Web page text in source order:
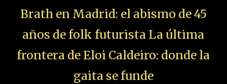
Brath en Madrid: el abismo de 45
años de folk futurista La última
frontera de Eloi Caldeiro: donde la
gaita se funde